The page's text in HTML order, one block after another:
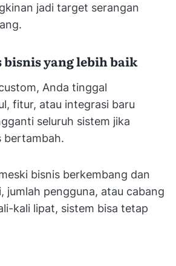
jadi target serangan
yang lebih baik
Anda tinggal
fitur, atau integrasi baru
seluruh sistem jika
bertambah.
bisnis berkembang dan
jumlah pengguna, atau cabang
kali lipat, sistem bisa tetap